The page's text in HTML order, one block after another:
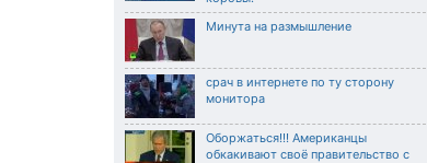
Минута на размышление
срач в интернете по ту сторону
монитора
Оборжаться!!! Американцы
обкакивают своё правительство с